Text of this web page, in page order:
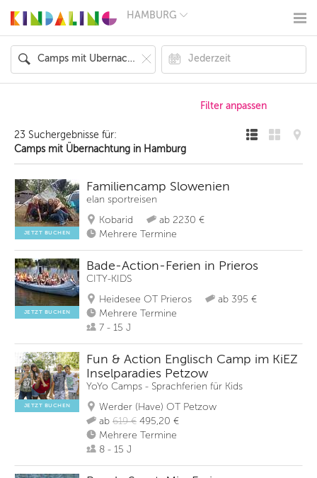
HAMBURG
MÜNCHEN
HAMBURG
FRANKFURT
KÖLN
LEIPZIG
DRESDEN
NÜRNBERG
WIEN
ANDERE
REGIONEN
23 Suchergebnisse für:
Camps mit Übernachtung in Hamburg
JETZT BUCHEN
Familiencamp Slowenien
elan sportreisen
Kobarid
ab 2230 €
Mehrere Termine
JETZT BUCHEN
Bade-Action-Ferien in Prieros
CITY-KIDS
Heidesee OT Prieros
ab 395 €
Mehrere Termine
7 - 15 J
JETZT BUCHEN
Fun & Action Englisch Camp im KiEZ
Inselparadies Petzow
YoYo Camps - Sprachferien für Kids
Werder (Have) OT Petzow
ab 619 € 495,20 €
Mehrere Termine
8 - 15 J